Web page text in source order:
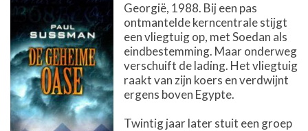
Georgië, 1988. Bij een pas
ontmantelde kerncentrale stijgt
een vliegtuig op, met Soedan als
eindbestemming. Maar onderweg
verschuift de lading. Het vliegtuig
raakt van zijn koers en verdwijnt
ergens boven Egypte.
Twintig jaar later stuit een groep